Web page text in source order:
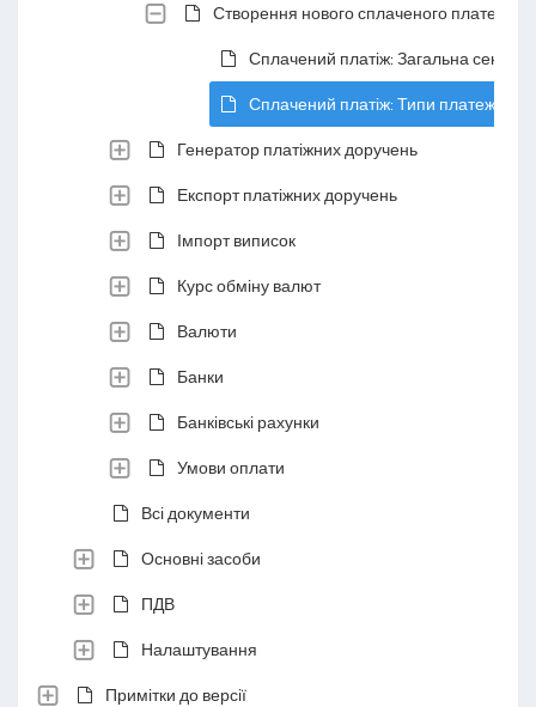
Створення нового сплаченого платежу
Сплачений платіж: Загальна секція
Сплачений платіж: Типи платежу
Генератор платіжних доручень
Експорт платіжних доручень
Імпорт виписок
Курс обміну валют
Валюти
Банки
Банківські рахунки
Умови оплати
Всі документи
Основні засоби
ПДВ
Налаштування
Примітки до версії